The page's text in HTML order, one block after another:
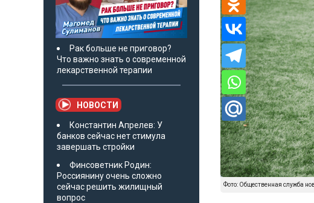
Рак больше не приговор?
Что важно знать о современной
лекарственной терапии
НОВОСТИ
Константин Апрелев: У
банков сейчас нет стимула
завершать стройки
Финсоветник Родин:
Россиянину очень сложно
сейчас решить жилищный
вопрос
Фото: Общественная служба